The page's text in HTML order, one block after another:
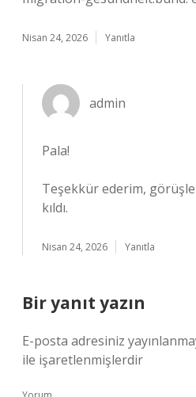
Nisan 24, 2026 Yanıtla
admin
Pala!
Teşekkür ederim,
kıldı.
Nisan 24, 2026 Yanıtla
Bir yanıt yazın
E-posta adresiniz
ile işaretlenmişlerdir